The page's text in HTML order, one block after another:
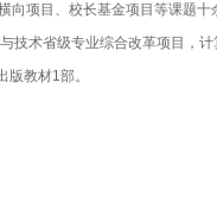
项目、校长基金项目等课题
技术省级专业综合改革项目，
版教材1部。